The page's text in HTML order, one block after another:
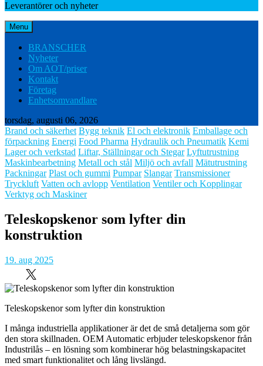
Leverantörer och nyheter
Menu
BRANSCHER
Nyheter
Om AOT/priser
Kontakt
Företag
Enhetsomvandlare
torsdag, augusti 06, 2026
Brand och säkerhet Bygg teknik El och elektronik Emballage och
förpackning Energi Food Pharma Hydraulik och Pneumatik Kemi
Lager och verkstad Liftar, Ställningar och Stegar Lyftutrustning
Maskinbearbetning Metall och stål Miljö och avfall Mätutrustning
Packningar Plast och gummi Pumpar Slangar Transmissioner
Tryckluft Vatten och avlopp Ventilation Ventiler och Kopplingar
Verktyg och Maskiner
Teleskopskenor som lyfter din
konstruktion
19. aug 2025
Teleskopskenor som lyfter din konstruktion
I många industriella applikationer är det de små detaljerna som gör
den stora skillnaden. OEM Automatic erbjuder teleskopskenor från
Industrilås – en lösning som kombinerar hög belastningskapacitet
med smart funktionalitet och lång livslängd.